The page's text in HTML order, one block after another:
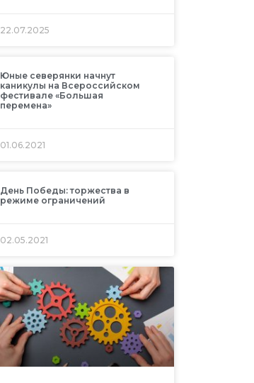
22.07.2025
Юные северянки начнут
каникулы на Всероссийском
фестивале «Большая
перемена»
01.06.2021
День Победы: торжества в
режиме ограничений
02.05.2021